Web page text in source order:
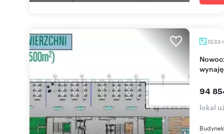
1533
Nowoczesny biurowiec z tarasem - 1657 m² do
94
lokal